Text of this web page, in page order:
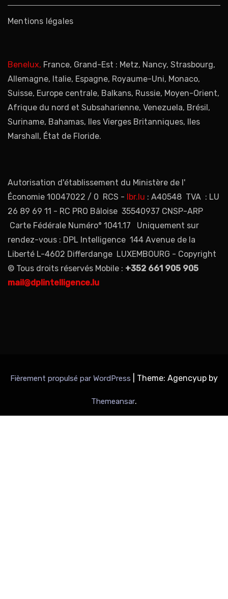
Mentions légales
Benelux, France, Grand-Est : Metz, Nancy, Strasbourg,
Allemagne, Italie, Espagne, Royaume-Uni, Monaco,
Suisse, Europe centrale, Balkans, Russie, Moyen-Orient,
Afrique du nord et Subsaharienne, Venezuela, Brésil,
Suriname, Bahamas, Iles Vierges Britanniques, Iles
Marshall, État de Floride.
Autorisation d'établissement du Ministère de l'
Économie 10047022 / 0 RCS - lbr.lu : A40548 TVA : LU
26 89 69 11 - RC PRO Bâloise 35540937 CNSP-ARP
Carte Fédérale Numéro° 1041.17 Uniquement sur
rendez-vous : DPL Intelligence 144 Avenue de la
Liberté L-4602 Differdange LUXEMBOURG - Copyright
© Tous droits réservés Mobile : +352 661 905 905
mail@dplintelligence.lu
Fièrement propulsé par WordPress Theme: Agencyup by
Themeansar.